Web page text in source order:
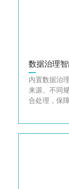
数据治理
内置数据治
来源、不同
合处理，保